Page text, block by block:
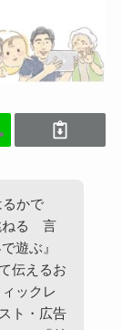
かで
ねる 言
遊ぶ』
伝えるお
ックレ
ト・広告